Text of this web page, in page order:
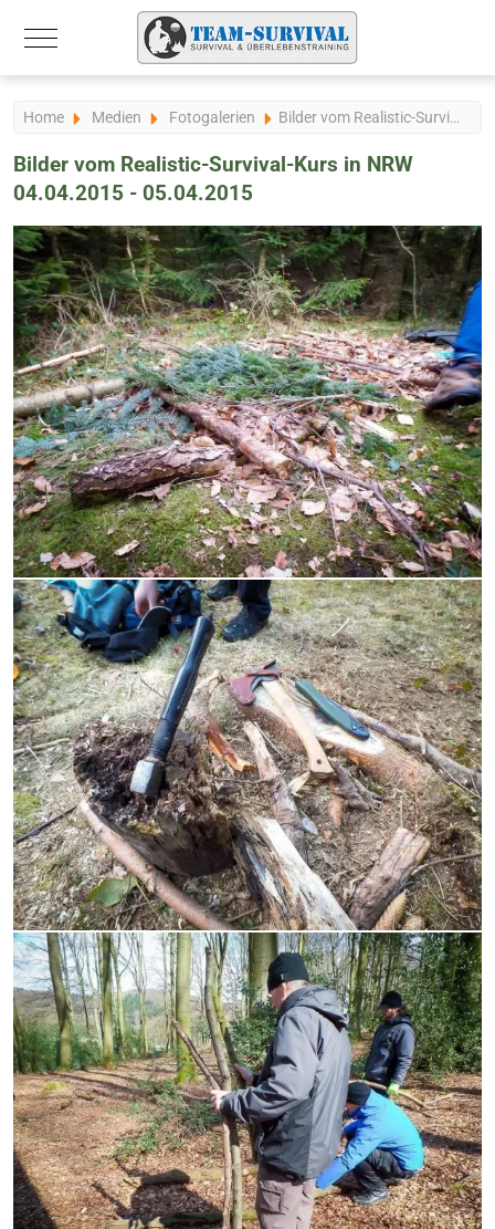
Mobile Menu Toggle
Home Medien Fotogalerien Bilder vom Realistic-Survival-Kurs in NRW 04.04.2015 - 05.04.2015
Bilder vom Realistic-Survival-Kurs in NRW
04.04.2015 - 05.04.2015